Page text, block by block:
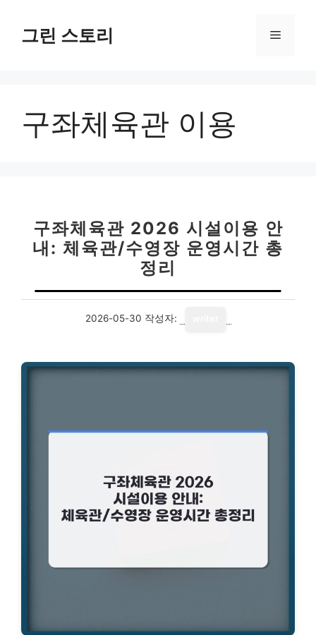
그린 스토리 메
구좌체육관 이용
구좌체육관 2026 시설이용 안
내: 체육관/수영장 운영시간 총
정리
2026-05-30 작성자: